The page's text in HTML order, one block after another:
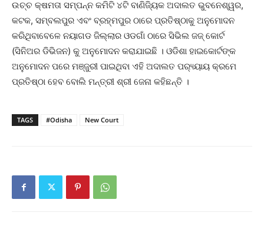
ଉଚ୍ଚ କ୍ଷମତା ସମ୍ପନ୍ନ କମିଟି ୪ଟି ବାଣିଜ୍ୟିକ ଅଦାଲତ ଭୁବନେଶ୍ୱର,
କଟକ, ସମ୍ବଲପୁର ଏବଂ ବ୍ରହ୍ମପୁର ଠାରେ ପ୍ରତିଷ୍ଠାକୁ ଅନୁମୋଦନ
କରିଥିବାବେଳେ ନୟାଗଡ ଜିଲ୍ଲାର ଓଡଗାଁ ଠାରେ ସିଭିଲ ଜଜ୍ କୋର୍ଟ
(ସିନିଅର ଡିଭିଜନ) କୁ ଅନୁମୋଦନ କରାଯାଇଛି । ଓଡିଶା ହାଇକୋର୍ଟଙ୍କ
ଅନୁମୋଦନ ପରେ ମଞ୍ଜୁରୀ ପାଇଥିବା ଏହି ଅଦାଲତ ପର‌୍ୟ୍ୟାୟ କ୍ରମେ
ପ୍ରତିଷ୍ଠା ହେବ ବୋଲି ମନ୍ତ୍ରୀ ଶ୍ରୀ ଜେନା କହିଛନ୍ତି ।
TAGS #Odisha New Court